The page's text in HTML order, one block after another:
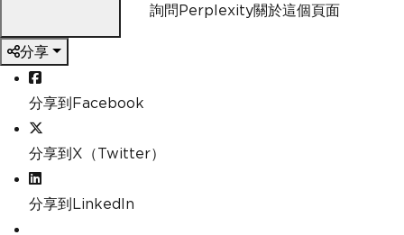
詢問Perplexity關於這個頁面
分享
分享到Facebook
分享到X（Twitter）
分享到LinkedIn